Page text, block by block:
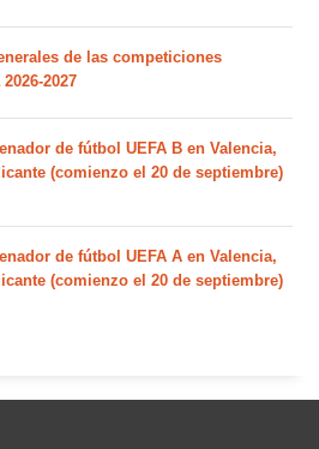
de las competiciones
2027
de fútbol UEFA B en Valencia,
(comienzo el 20 de septiembre)
de fútbol UEFA A en Valencia,
(comienzo el 20 de septiembre)